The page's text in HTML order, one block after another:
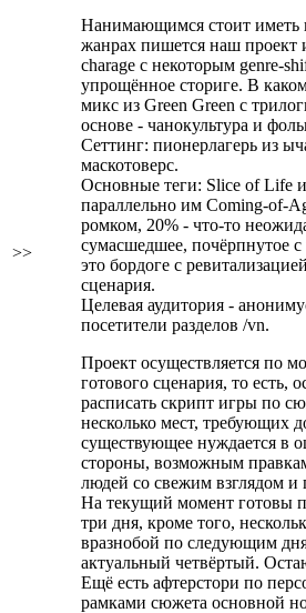
>>
Нанимающимся стоит иметь
жанрах пишется наш проект
charage с некоторым genre-
упрощённое сториге. В
микс из Green Green с
основе - чанокультура и
Сеттинг: пионерлагерь из
маскотоверс.
Основные теги: Slice of Life
параллельно им Coming-of-
ромком, 20% - что-то
сумасшедшее, почёрпнутое
это бордоге с
сценария.
Целевая аудитория -
посетители разделов /vn.
Проект осуществляется по
готового сценария, то есть,
расписать скрипт игры по
несколько мест, требующих
существующее нуждается в
стороны, возможным
людей со свежим взглядом и
На текущий момент готовы
три дня, кроме того,
вразнобой по следующим
актуальный четвёртый.
Ещё есть афтерстори по
рамками сюжета основной